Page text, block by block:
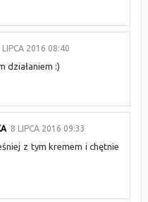
LIPCA 2016 08:40
działaniem :)
8 LIPCA 2016 09:33
z tym kremem i chętnie